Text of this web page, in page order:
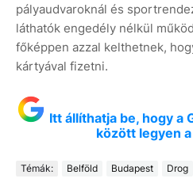
pályaudvaroknál és
láthatók engedély nélkül
főképpen azzal kelthetnek,
kártyával fizetni.
Itt állíthatja be, hogy a
között legyen
Témák: Belföld Budapest Drog